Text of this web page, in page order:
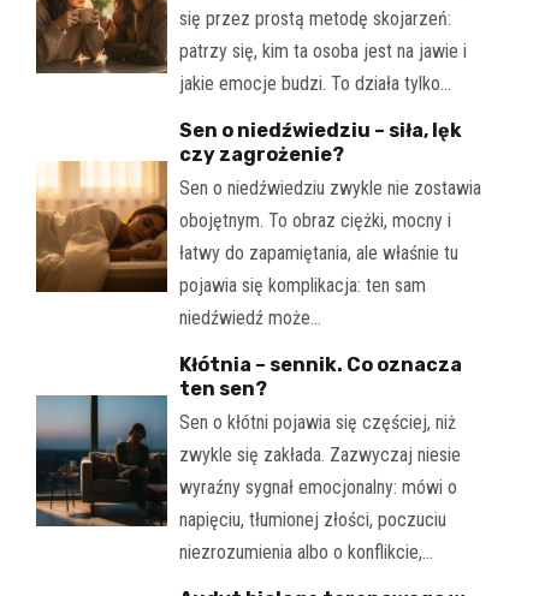
się przez prostą metodę skojarzeń:
patrzy się, kim ta osoba jest na jawie i
jakie emocje budzi. To działa tylko…
Sen o niedźwiedziu – siła, lęk
czy zagrożenie?
Sen o niedźwiedziu zwykle nie zostawia
obojętnym. To obraz ciężki, mocny i
łatwy do zapamiętania, ale właśnie tu
pojawia się komplikacja: ten sam
niedźwiedź może…
Kłótnia – sennik. Co oznacza
ten sen?
Sen o kłótni pojawia się częściej, niż
zwykle się zakłada. Zazwyczaj niesie
wyraźny sygnał emocjonalny: mówi o
napięciu, tłumionej złości, poczuciu
niezrozumienia albo o konflikcie,…